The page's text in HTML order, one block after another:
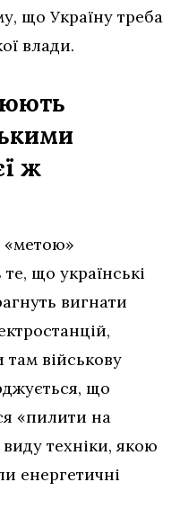
що Україну треба
влади.
ж
що українські
вигнати
там військову
що
«пилити на
техніки, якою
енергетичні